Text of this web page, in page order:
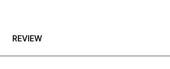
REVIEW